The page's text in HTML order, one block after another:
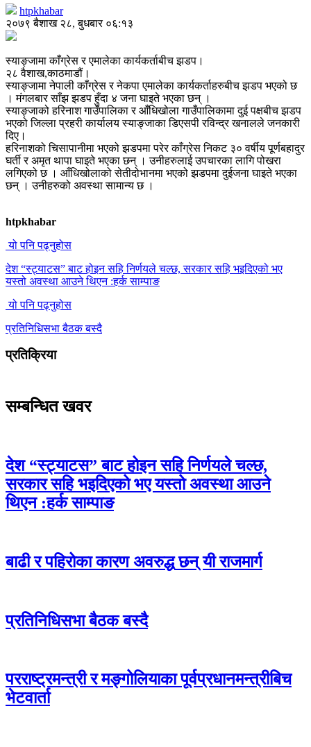
htpkhabar
२०७९ बैशाख २८, बुधबार ०६:१३
स्याङ्जामा काँग्रेस र एमालेका कार्यकर्ताबीच झडप।
२८ वैशाख,काठमाडौं।
स्याङ्जामा नेपाली काँग्रेस र नेकपा एमालेका कार्यकर्ताहरुबीच झडप भएको छ
। मंगलबार साँझ झडप हुँदा ४ जना घाइते भएका छन् ।
स्याङ्जाको हरिनाश गाउँपालिका र आँधिखोला गाउँपालिकामा दुई पक्षबीच झडप
भएको जिल्ला प्रहरी कार्यालय स्याङ्जाका डिएसपी रविन्द्र खनालले जनकारी
दिए।
हरिनाशको चिसापानीमा भएको झडपमा परेर काँग्रेस निकट ३० वर्षीय पूर्णबहादुर
घर्ती र अमृत थापा घाइते भएका छन् । उनीहरुलाई उपचारका लागि पोखरा
लगिएको छ । आँधिखोलाको सेतीदोभानमा भएको झडपमा दुईजना घाइते भएका
छन् । उनीहरुको अवस्था सामान्य छ ।
htpkhabar
यो पनि पढ्नुहोस
देश “स्ट्याटस” बाट होइन सहि निर्णयले चल्छ, सरकार सहि भइदिएको भए
यस्तो अवस्था आउने थिएन :हर्क साम्पाङ
यो पनि पढ्नुहोस
प्रतिनिधिसभा बैठक बस्दै
प्रतिक्रिया
सम्बन्धित खवर
देश “स्ट्याटस” बाट होइन सहि निर्णयले चल्छ,
सरकार सहि भइदिएको भए यस्तो अवस्था आउने
थिएन :हर्क साम्पाङ
बाढी र पहिरोका कारण अवरुद्ध छन् यी राजमार्ग
प्रतिनिधिसभा बैठक बस्दै
परराष्ट्रमन्त्री र मङ्गोलियाका पूर्वप्रधानमन्त्रीबिच
भेटवार्ता